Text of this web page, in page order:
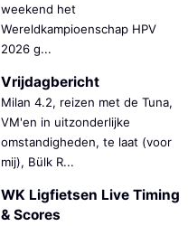
weekend het
Wereldkampioenschap HPV
2026 g...
Vrijdagbericht
Milan 4.2, reizen met de Tuna,
VM'en in uitzonderlijke
omstandigheden, te laat (voor
mij), Bülk R...
WK Ligfietsen Live Timing
& Scores